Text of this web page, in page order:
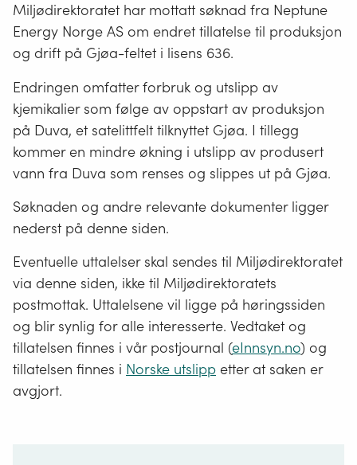
Miljødirektoratet har mottatt søknad fra Neptune
Energy Norge AS om endret tillatelse til produksjon
og drift på Gjøa-feltet i lisens 636.
Endringen omfatter forbruk og utslipp av
kjemikalier som følge av oppstart av produksjon
på Duva, et satelittfelt tilknyttet Gjøa. I tillegg
kommer en mindre økning i utslipp av produsert
vann fra Duva som renses og slippes ut på Gjøa.
Søknaden og andre relevante dokumenter ligger
nederst på denne siden.
Eventuelle uttalelser skal sendes til Miljødirektoratet
via denne siden, ikke til Miljødirektoratets
postmottak. Uttalelsene vil ligge på høringssiden
og blir synlig for alle interesserte. Vedtaket og
tillatelsen finnes i vår postjournal (eInnsyn.no) og
tillatelsen finnes i Norske utslipp etter at saken er
avgjort.